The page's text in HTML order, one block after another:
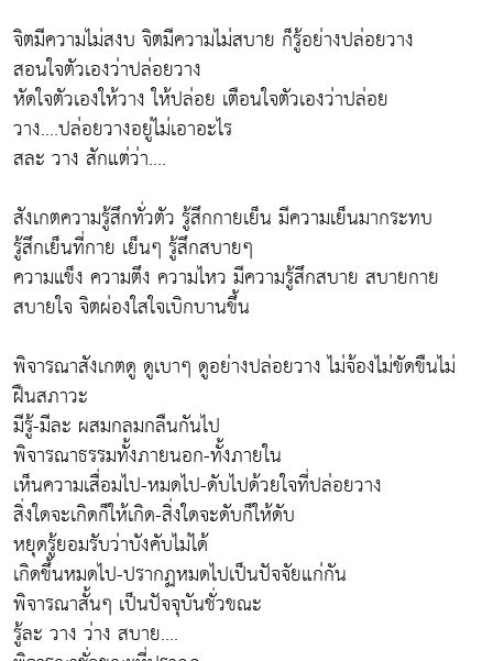
จิตมีความไม่สงบ จิตมีความไม่สบาย ก็รู้อย่างปล่อยวาง
สอนใจตัวเองว่าปล่อยวาง
หัดใจตัวเองให้วาง ให้ปล่อย เตือนใจตัวเองว่าปล่อย
วาง....ปล่อยวางอยู่ไม่เอาอะไร
สละ วาง สักแต่ว่า....
สังเกตความรู้สึกทั่วตัว รู้สึกกายเย็น มีความเย็นมากระทบ
รู้สึกเย็นที่กาย เย็นๆ รู้สึกสบายๆ
ความแข็ง ความตึง ความไหว มีความรู้สึกสบาย สบายกาย
สบายใจ จิตผ่องใสใจเบิกบานขึ้น
พิจารณาสังเกตดู ดูเบาๆ ดูอย่างปล่อยวาง ไม่จ้องไม่ขัดขืนไม่
ฝืนสภาวะ
มีรู้-มีละ ผสมกลมกลืนกันไป
พิจารณาธรรมทั้งภายนอก-ทั้งภายใน
เห็นความเสื่อมไป-หมดไป-ดับไปด้วยใจที่ปล่อยวาง
สิ่งใดจะเกิดก็ให้เกิด-สิ่งใดจะดับก็ให้ดับ
หยุดรู้ยอมรับว่าบังคับไม่ได้
เกิดขึ้นหมดไป-ปรากฏหมดไปเป็นปัจจัยแก่กัน
พิจารณาสั้นๆ เป็นปัจจุบันชั่วขณะ
รู้ละ วาง ว่าง สบาย....